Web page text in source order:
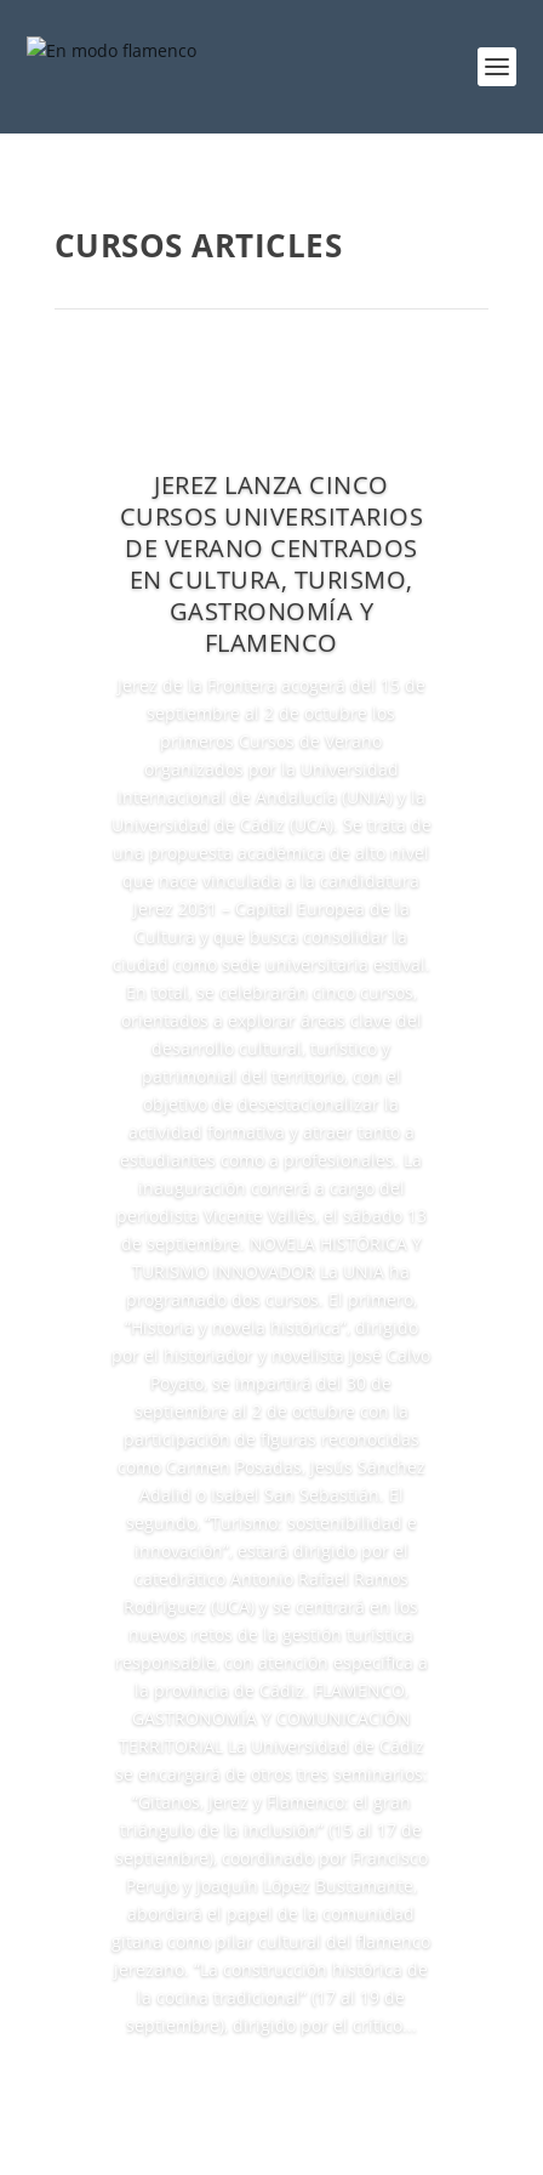
CURSOS ARTICLES
JEREZ LANZA CINCO
CURSOS UNIVERSITARIOS
DE VERANO CENTRADOS
EN CULTURA, TURISMO,
GASTRONOMÍA Y
FLAMENCO
Jerez de la Frontera acogerá del 15 de
septiembre al 2 de octubre los
primeros Cursos de Verano
organizados por la Universidad
Internacional de Andalucía (UNIA) y la
Universidad de Cádiz (UCA). Se trata de
una propuesta académica de alto nivel
que nace vinculada a la candidatura
Jerez 2031 – Capital Europea de la
Cultura y que busca consolidar la
ciudad como sede universitaria estival.
En total, se celebrarán cinco cursos,
orientados a explorar áreas clave del
desarrollo cultural, turístico y
patrimonial del territorio, con el
objetivo de desestacionalizar la
actividad formativa y atraer tanto a
estudiantes como a profesionales. La
inauguración correrá a cargo del
periodista Vicente Vallés, el sábado 13
de septiembre. NOVELA HISTÓRICA Y
TURISMO INNOVADOR La UNIA ha
programado dos cursos. El primero,
“Historia y novela histórica”, dirigido
por el historiador y novelista José Calvo
Poyato, se impartirá del 30 de
septiembre al 2 de octubre con la
participación de figuras reconocidas
como Carmen Posadas, Jesús Sánchez
Adalid o Isabel San Sebastián. El
segundo, “Turismo: sostenibilidad e
innovación”, estará dirigido por el
catedrático Antonio Rafael Ramos
Rodríguez (UCA) y se centrará en los
nuevos retos de la gestión turística
responsable, con atención específica a
la provincia de Cádiz. FLAMENCO,
GASTRONOMÍA Y COMUNICACIÓN
TERRITORIAL La Universidad de Cádiz
se encargará de otros tres seminarios:
“Gitanos, Jerez y Flamenco: el gran
triángulo de la inclusión” (15 al 17 de
septiembre), coordinado por Francisco
Perujo y Joaquín López Bustamante,
abordará el papel de la comunidad
gitana como pilar cultural del flamenco
jerezano. “La construcción histórica de
la cocina tradicional” (17 al 19 de
septiembre), dirigido por el crítico...